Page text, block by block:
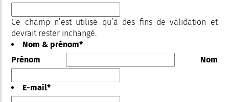
Ce champ n’est utilisé qu’à des fins de validation et
devrait rester inchangé.
Nom & prénom*
Prénom
Nom
E-mail*